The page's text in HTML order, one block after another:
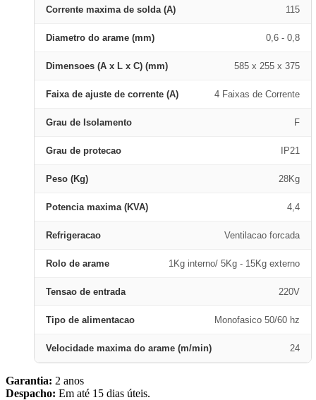
Corrente maxima de solda (A) 115
Diametro do arame (mm) 0,6 - 0,8
Dimensoes (A x L x C) (mm) 585 x 255 x 375
Faixa de ajuste de corrente (A) 4 Faixas de Corrente
Grau de Isolamento F
Grau de protecao IP21
Peso (Kg) 28Kg
Potencia maxima (KVA) 4,4
Refrigeracao Ventilacao forcada
Rolo de arame 1Kg interno/ 5Kg - 15Kg externo
Tensao de entrada 220V
Tipo de alimentacao Monofasico 50/60 hz
Velocidade maxima do arame (m/min) 24
Garantia: 2 anos
Despacho: Em até 15 dias úteis.